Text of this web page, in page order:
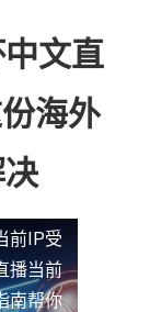
文直
海外
前IP受
播当前
南帮你